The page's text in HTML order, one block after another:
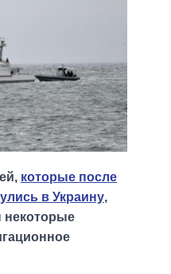
которые после
в Украину,